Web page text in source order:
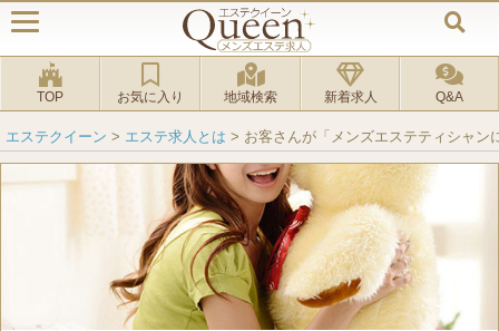
TOP お気に入り 地域検索 新着求人 Q&A
エステクイーン > エステ求人とは > お客さんが「メンズエステティシャ